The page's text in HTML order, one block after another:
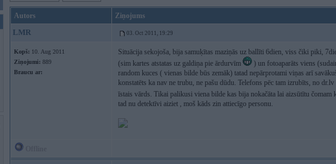
Autors Ziņojums
LMR 03. Oct 2011, 19:29
Kopš: 10. Aug 2011
Ziņojumi: 889
Braucu ar:
Situācija sekojoša, bija samuķītas maziņās uz ballīti 6dien, viss čiki piki,
(sim kartes atstatas uz galdiņa pie ārdurvīm
) un fotoaparāts viens
random kuces ( vienas bilde būs zemāk) tatad nepārprotami viņas arī
konstatēts ka nav ne trubu, ne pašu dūdu. Telefons pēc tam izrubīts, no
īstais vārds. Tikai palikusi viena bilde kas bija nokačāta lai aizsūtītu čomam
tad nu detektīvi aiziet , moš kāds zin attiecīgo personu.